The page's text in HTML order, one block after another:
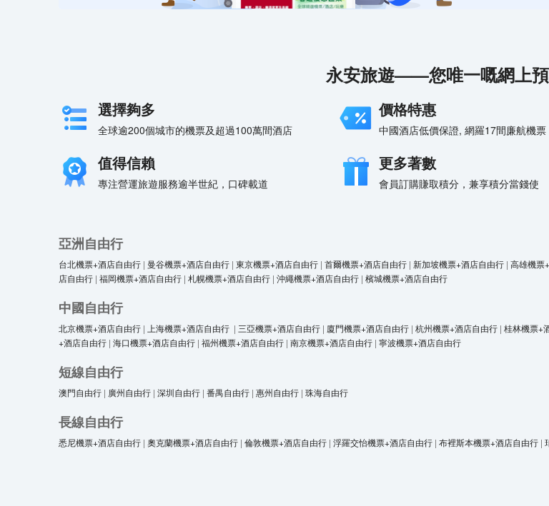
永安旅遊——您唯一嘅網上
選擇夠多
全球逾200個城市的機票及超過100萬間酒店
價格特惠
中國酒店低價保證, 網羅17間廉航機票
值得信賴
專注營運旅遊服務逾半世紀，口碑載道
更多著數
會員訂購賺取積分，兼享積分當錢使
亞洲自由行
台北機票+酒店自由行 | 曼谷機票+酒店自由行 | 東京機票+酒店自由行 | 首爾機票+酒店自由行 | 新加坡機票+酒店自由行 | 高雄機票
店自由行 | 福岡機票+酒店自由行 | 札幌機票+酒店自由行 | 沖繩機票+酒店自由行 | 檳城機票+酒店自由行
中國自由行
北京機票+酒店自由行 | 上海機票+酒店自由行 | 三亞機票+酒店自由行 | 廈門機票+酒店自由行 | 杭州機票+酒店自由行 | 桂林機票+
+酒店自由行 | 海口機票+酒店自由行 | 福州機票+酒店自由行 | 南京機票+酒店自由行 | 寧波機票+酒店自由行
短線自由行
澳門自由行 | 廣州自由行 | 深圳自由行 | 番禺自由行 | 惠州自由行 | 珠海自由行
長線自由行
悉尼機票+酒店自由行 | 奧克蘭機票+酒店自由行 | 倫敦機票+酒店自由行 | 浮羅交怡機票+酒店自由行 | 布裡斯本機票+酒店自由行 |